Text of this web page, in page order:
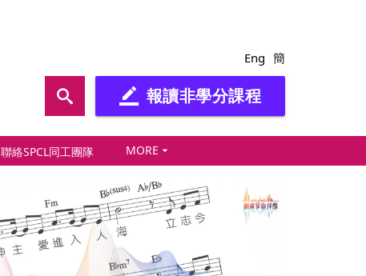
Eng 簡
border_color 報讀非學分課程
聯絡SPCL同工團隊 MORE arrow_drop_down